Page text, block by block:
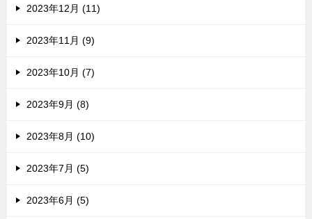
2023年12月 (11)
2023年11月 (9)
2023年10月 (7)
2023年9月 (8)
2023年8月 (10)
2023年7月 (5)
2023年6月 (5)